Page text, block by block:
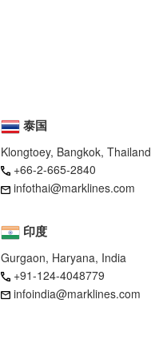
泰国
Klongtoey, Bangkok, Thailand
+66-2-665-2840
infothai@marklines.com
印度
Gurgaon, Haryana, India
+91-124-4048779
infoindia@marklines.com